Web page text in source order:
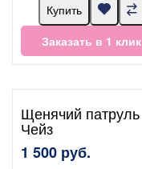
Купить
Заказать в 1 клик
Щенячий патруль
Чейз
1 500 руб.